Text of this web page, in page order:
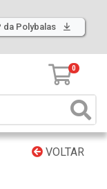
da Polybalas
0
VOLTAR